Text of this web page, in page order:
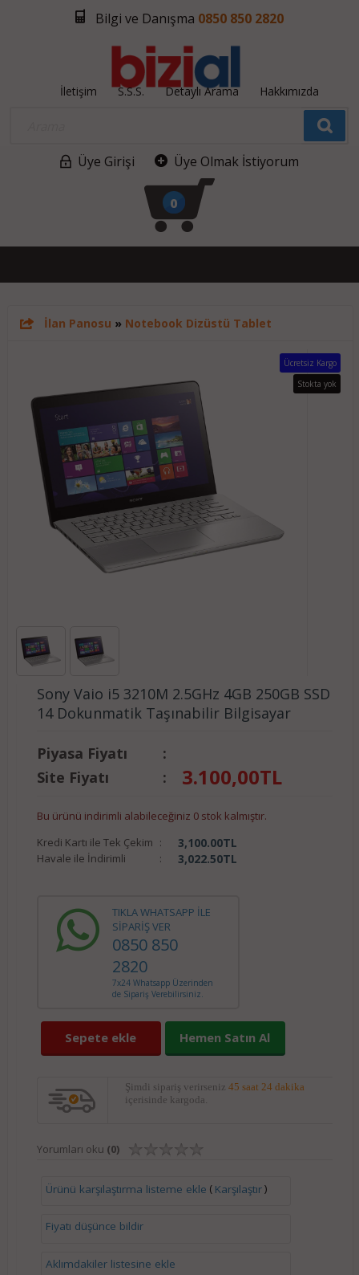
Bilgi ve Danışma 0850 850 2820
İletişim S.S.S. Detaylı Arama Hakkımızda
Üye Girişi Üye Olmak İstiyorum
0
İlan Panosu » Notebook Dizüstü Tablet
Ücretsiz Kargo
Stokta yok
Sony Vaio i5 3210M 2.5GHz 4GB 250GB SSD
14 Dokunmatik Taşınabilir Bilgisayar
Piyasa Fiyatı
:
Site Fiyatı
: 3.100,00TL
Bu ürünü indirimli alabileceğiniz 0 stok kalmıştır.
Kredi Kartı ile Tek Çekim : 3,100.00TL
Havale ile İndirimli : 3,022.50TL
TIKLA WHATSAPP İLE
SİPARİŞ VER
0850 850
2820
7x24 Whatsapp Üzerinden
de Sipariş Verebilirsiniz.
Sepete ekle Hemen Satın Al
Şimdi sipariş verirseniz 45 saat 24 dakika
içerisinde kargoda.
Yorumları oku (0)
Ürünü karşılaştırma listeme ekle ( Karşılaştır)
Fiyatı düşünce bildir
Aklımdakiler listesine ekle